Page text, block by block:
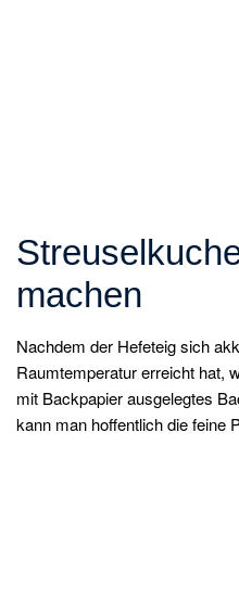
machen
Nachdem der Hefeteig sich
Raumtemperatur erreicht hat,
mit Backpapier ausgelegtes
kann man hoffentlich die feine